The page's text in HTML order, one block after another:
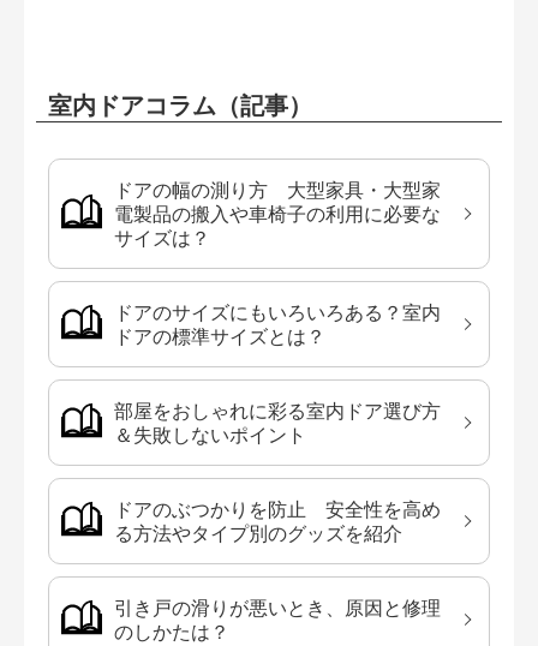
室内ドアコラム（記事）
ドアの幅の測り方 大型家具・大型家
電製品の搬入や車椅子の利用に必要な
サイズは？
ドアのサイズにもいろいろある？室内
ドアの標準サイズとは？
部屋をおしゃれに彩る室内ドア選び方
＆失敗しないポイント
ドアのぶつかりを防止 安全性を高め
る方法やタイプ別のグッズを紹介
引き戸の滑りが悪いとき、原因と修理
のしかたは？